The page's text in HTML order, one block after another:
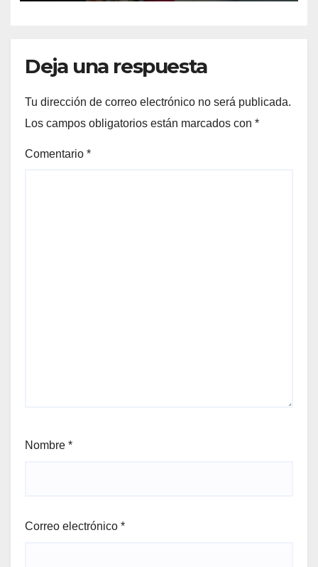
Deja una respuesta
Tu dirección de correo electrónico no será publicada.
Los campos obligatorios están marcados con *
Comentario *
Nombre *
Correo electrónico *